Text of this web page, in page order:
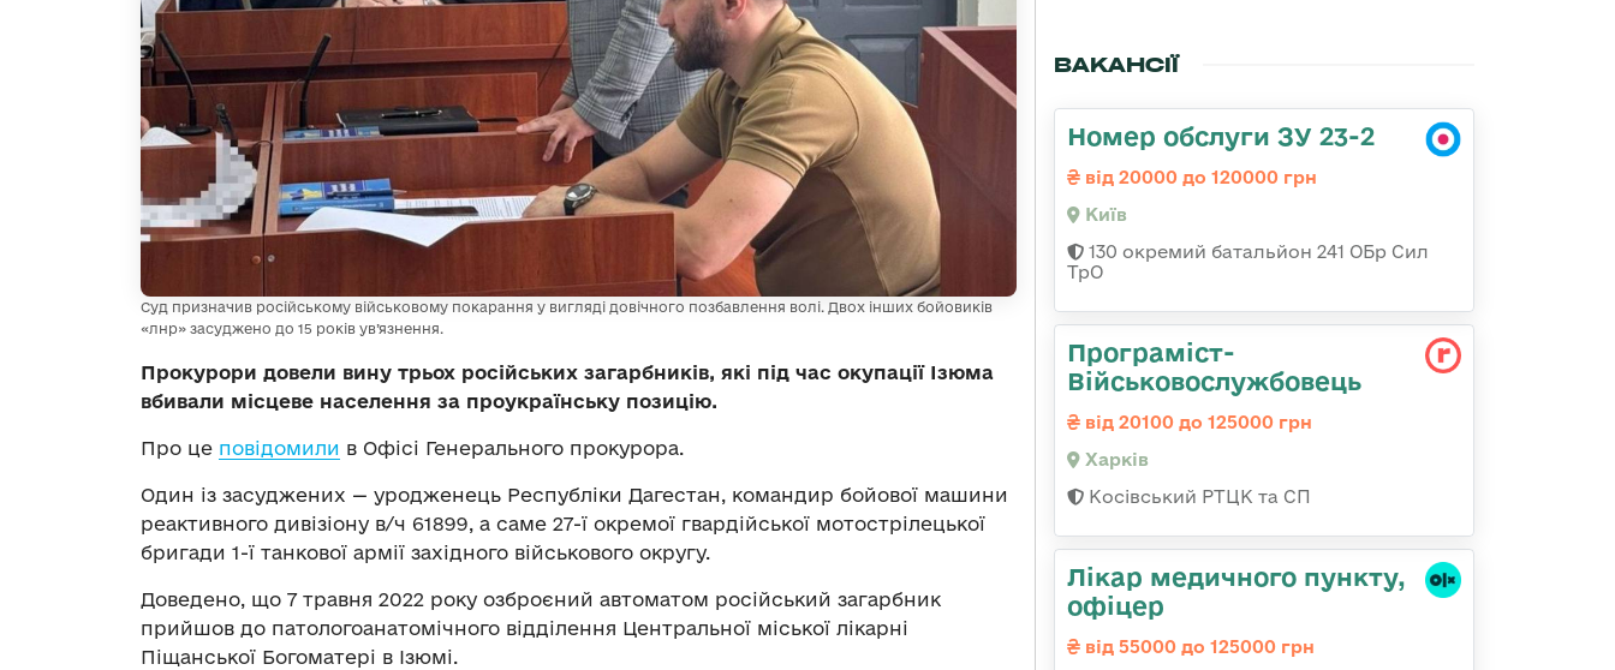
Суд призначив російському військовому покарання у вигляді довічного позбавлення волі. Двох інших бойовиків
«лнр» засуджено до 15 років ув’язнення.
Прокурори довели вину трьох російських загарбників, які під час окупації Ізюма
вбивали місцеве населення за проукраїнську позицію.
Про це повідомили в Офісі Генерального прокурора.
Один із засуджених — уродженець Республіки Дагестан, командир бойової машини
реактивного дивізіону в/ч 61899, а саме 27-ї окремої гвардійської мотострілецької
бригади 1-ї танкової армії західного військового округу.
Доведено, що 7 травня 2022 року озброєний автоматом російський загарбник
прийшов до патологоанатомічного відділення Центральної міської лікарні
Піщанської Богоматері в Ізюмі.
ВАКАНСІЇ
Номер обслуги ЗУ 23-2
від 20000 до 120000 грн
Київ
130 окремий батальйон 241 ОБр Сил
ТрО
Програміст-
Військовослужбовець
від 20100 до 125000 грн
Харків
Косівський РТЦК та СП
Лікар медичного пункту,
офіцер
від 55000 до 125000 грн